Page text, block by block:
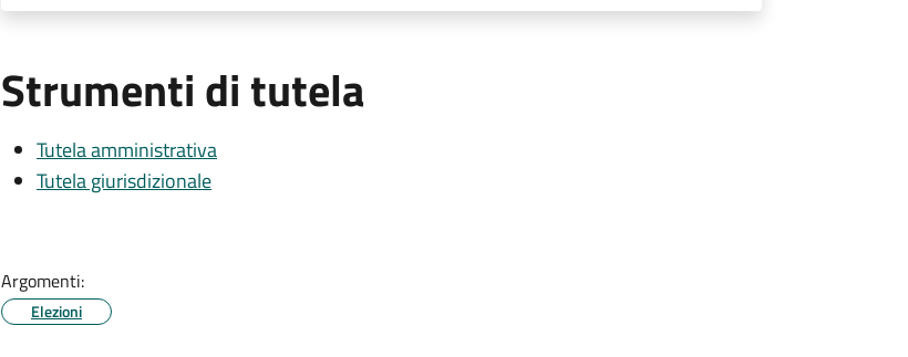
Strumenti di tutela
Tutela amministrativa
Tutela giurisdizionale
Argomenti:
Elezioni